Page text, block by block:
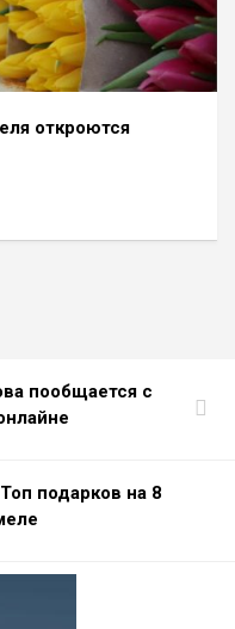
откроются
пообщается с
подарков на 8